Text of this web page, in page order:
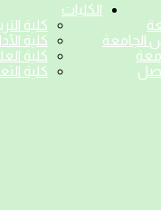
الجامعة
الكليات
كلية
كلية
كلية
كلية